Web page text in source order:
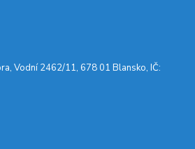
Vodní 2462/11, 678 01 Blansko, IČ: